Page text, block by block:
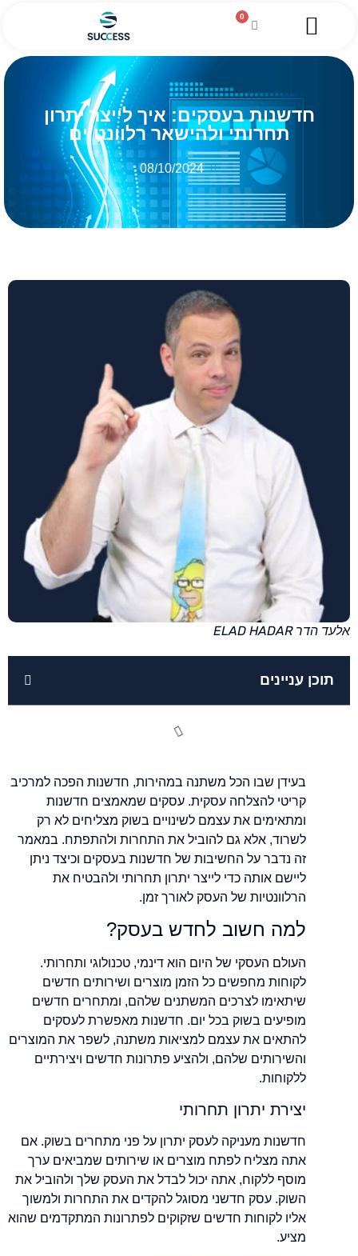
0
חדשנות בעסקים: איך לייצר יתרון
תחרותי ולהישאר רלוונטיים
08/10/2024
אלעד הדר ELAD HADAR
תוכן עניינים
בעידן שבו הכל משתנה במהירות, חדשנות הפכה למרכיב
קריטי להצלחה עסקית. עסקים שמאמצים חדשנות
ומתאימים את עצמם לשינויים בשוק מצליחים לא רק
לשרוד, אלא גם להוביל את התחרות ולהתפתח. במאמר
זה נדבר על החשיבות של חדשנות בעסקים וכיצד ניתן
ליישם אותה כדי לייצר יתרון תחרותי ולהבטיח את
הרלוונטיות של העסק לאורך זמן.
למה חשוב לחדש בעסק?
העולם העסקי של היום הוא דינמי, טכנולוגי ותחרותי.
לקוחות מחפשים כל הזמן מוצרים ושירותים חדשים
שיתאימו לצרכים המשתנים שלהם, ומתחרים חדשים
מופיעים בשוק בכל יום. חדשנות מאפשרת לעסקים
להתאים את עצמם למציאות משתנה, לשפר את המוצרים
והשירותים שלהם, ולהציע פתרונות חדשים ויצירתיים
ללקוחות.
יצירת יתרון תחרותי
חדשנות מעניקה לעסק יתרון על פני מתחרים בשוק. אם
אתה מצליח לפתח מוצרים או שירותים שמביאים ערך
מוסף ללקוח, אתה יכול לבדל את העסק שלך ולהוביל את
השוק. עסק חדשני מסוגל להקדים את התחרות ולמשוך
אליו לקוחות חדשים שזקוקים לפתרונות המתקדמים שהוא
מציע.